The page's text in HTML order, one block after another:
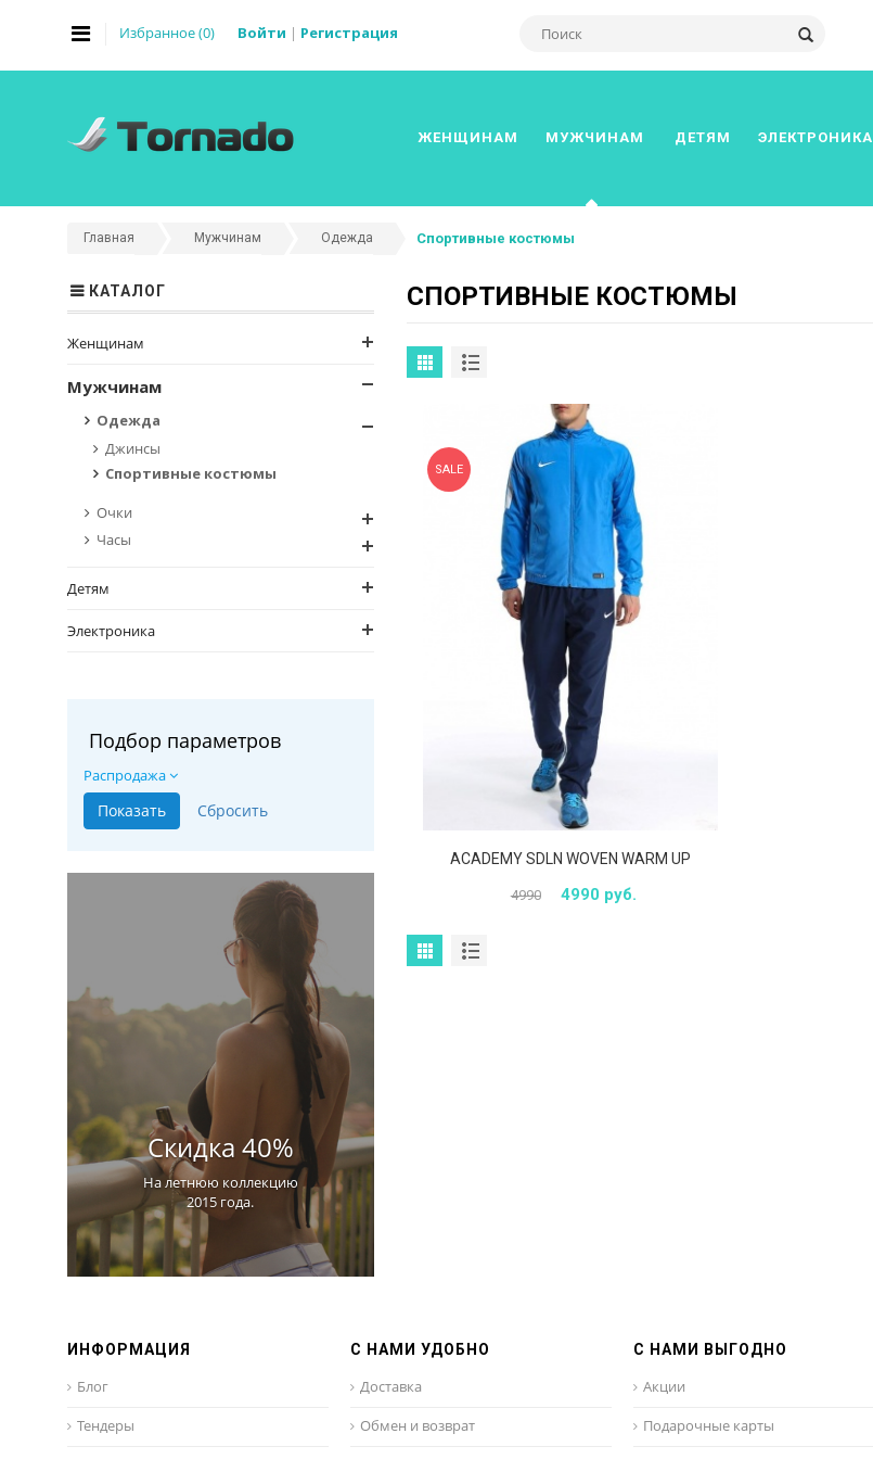
Избранное (0) Войти | Регистрация
ЖЕНЩИНАМ МУЖЧИНАМ ДЕТЯМ ЭЛЕКТРОНИКА
Главная Мужчинам Одежда Спортивные костюмы
КАТАЛОГ
Женщинам
Мужчинам
Одежда
Джинсы
Спортивные костюмы
Очки
Часы
Детям
Электроника
Подбор параметров
Распродажа
Скидка 40%
На летнюю коллекцию
2015 года.
СПОРТИВНЫЕ КОСТЮМЫ
SALE
ACADEMY SDLN WOVEN WARM UP
4990 4990 руб.
ИНФОРМАЦИЯ
Блог
Тендеры
С НАМИ УДОБНО
Доставка
Обмен и возврат
С НАМИ ВЫГОДНО
Акции
Подарочные карты